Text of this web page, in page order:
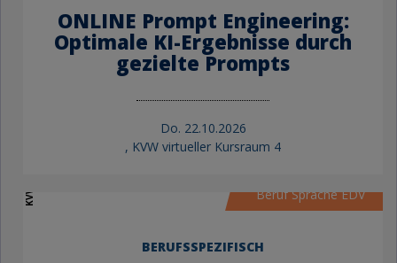
ONLINE Prompt Engineering:
Optimale KI-Ergebnisse durch
gezielte Prompts
Do. 22.10.2026
, KVW virtueller Kursraum 4
KVW Bildung Beruf Sprache EDV
BERUFSSPEZIFISCH